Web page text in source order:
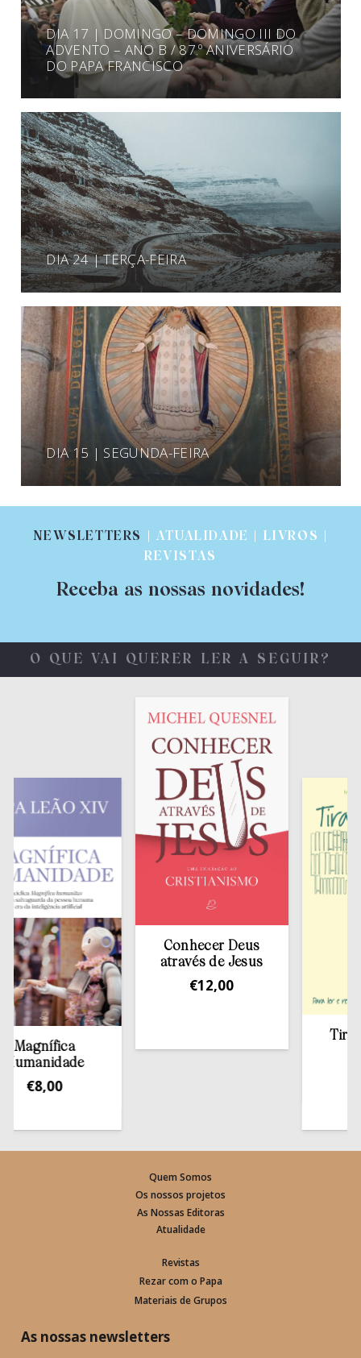
DIA 17 | DOMINGO – DOMINGO III DO
ADVENTO – ANO B / 87.º ANIVERSÁRIO
DO PAPA FRANCISCO
DIA 24 | TERÇA-FEIRA
DIA 15 | SEGUNDA-FEIRA
NEWSLETTERS
| ATUALIDADE | LIVROS |
REVISTAS
Receba as nossas novidades!
O QUE VAI QUERER LER A SEGUIR?
8,00
Conhecer Deus
através de Jesus
12,00
Tirar a
Quem Somos
Os nossos projetos
As Nossas Editoras
Atualidade
Revistas
Rezar com o Papa
Materiais de Grupos
As nossas newsletters